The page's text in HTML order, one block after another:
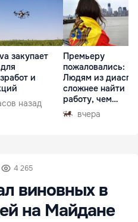
закупает
и
назад
Премьеру
пожаловались:
Людям из
сложнее найти
работу, чем
гастарбайтерам
вчера
4 265
виновных в
на Майдане